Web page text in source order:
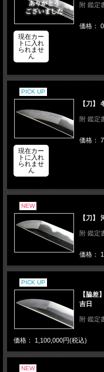
附 鑑定
価格：
現在カー
トに入れ
られませ
ん
PICK UP
【刀】
附 鑑定
価格：
現在カー
トに入れ
られませ
ん
NEW
【刀】
附 鑑定
価格：
PICK UP
【脇差
吉日
附 鑑定
価格： 1,100,000円(税込)
NEW